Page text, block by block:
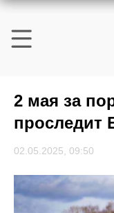
2 мая за
проследит
02.05.2025, 09:50